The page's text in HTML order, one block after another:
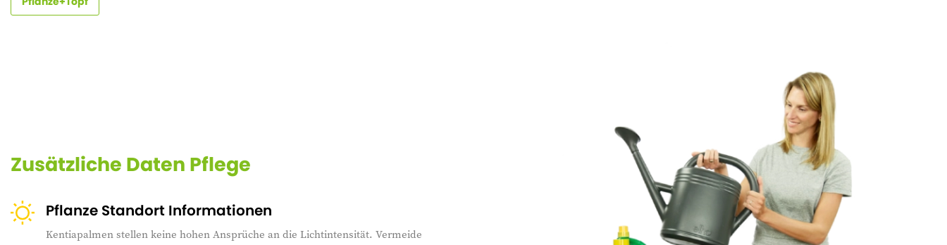
Zusätzliche Daten Pflege
Pflanze Standort Informationen
Kentiapalmen stellen keine hohen Ansprüche an die Lichtintensität. Vermeide